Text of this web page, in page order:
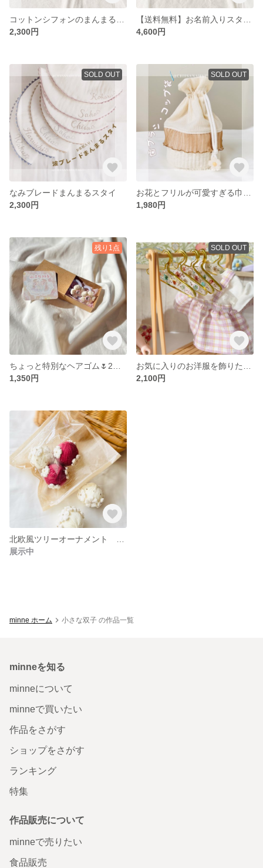
2,300円
4,600円
SOLD OUT
なみブレードまんまるスタイ
2,300円
SOLD OUT
1,980円
残り1点
1,350円
SOLD OUT
2,100円
展示中
minne ホーム 小さな双子 の作品一覧
minneを知る
minneについて
minneで買いたい
作品をさがす
ショップをさがす
ランキング
特集
作品販売について
minneで売りたい
食品販売